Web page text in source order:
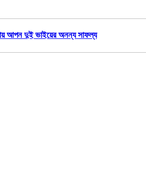
আপন দুই ভাইয়ের অনন্য সাফল্য